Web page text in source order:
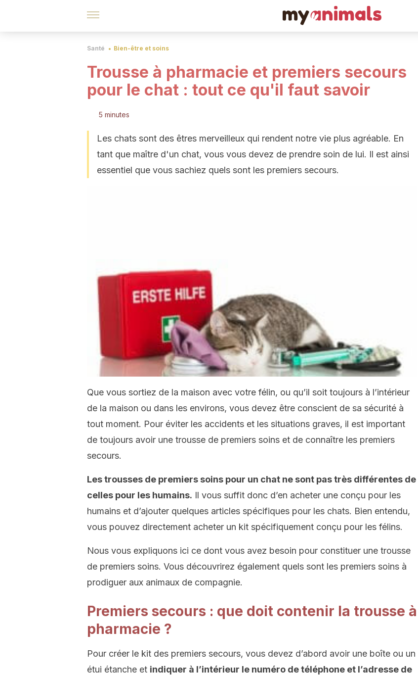
Santé Bien-être et soins
Trousse à pharmacie et premiers secours
pour le chat : tout ce qu'il faut savoir
5 minutes
Les chats sont des êtres merveilleux qui rendent notre vie plus agréable. En
tant que maître d'un chat, vous vous devez de prendre soin de lui. Il est ainsi
essentiel que vous sachiez quels sont les premiers secours.
Que vous sortiez de la maison avec votre félin, ou qu’il soit toujours à l’intérieur
de la maison ou dans les environs, vous devez être conscient de sa sécurité à
tout moment. Pour éviter les accidents et les situations graves, il est important
de toujours avoir une trousse de premiers soins et de connaître les premiers
secours.
Les trousses de premiers soins pour un chat ne sont pas très différentes de
celles pour les humains. Il vous suffit donc d’en acheter une conçu pour les
humains et d’ajouter quelques articles spécifiques pour les chats. Bien entendu,
vous pouvez directement acheter un kit spécifiquement conçu pour les félins.
Nous vous expliquons ici ce dont vous avez besoin pour constituer une trousse
de premiers soins. Vous découvrirez également quels sont les premiers soins à
prodiguer aux animaux de compagnie.
Premiers secours : que doit contenir la trousse à
pharmacie ?
Pour créer le kit des premiers secours, vous devez d’abord avoir une boîte ou un
étui étanche et indiquer à l’intérieur le numéro de téléphone et l’adresse de